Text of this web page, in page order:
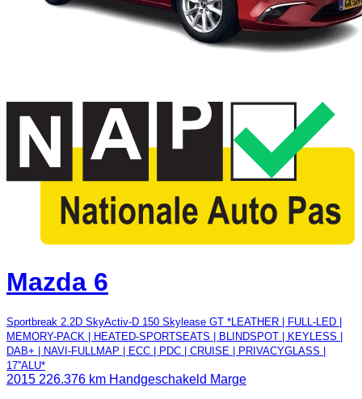
Mazda 6
Sportbreak 2.2D SkyActiv-D 150 Skylease GT *LEATHER | FULL-LED |
MEMORY-PACK | HEATED-SPORTSEATS | BLINDSPOT | KEYLESS |
DAB+ | NAVI-FULLMAP | ECC | PDC | CRUISE | PRIVACYGLASS |
17''ALU*
2015 226.376 km Handgeschakeld Marge